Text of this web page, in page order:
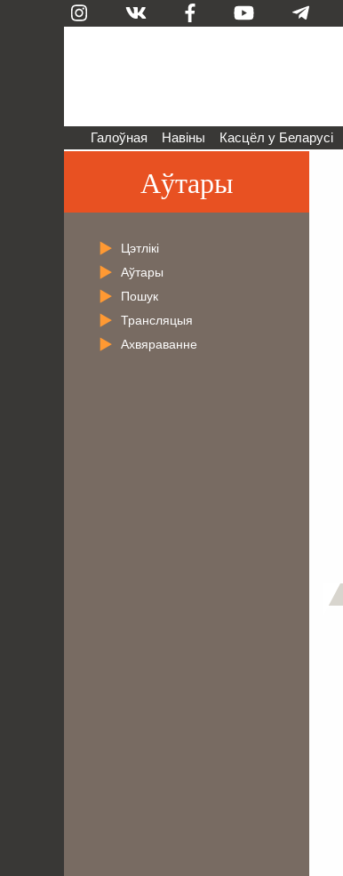
Галоўная Навіны Касцёл у Беларусі
Аўтары
Цэтлікі
Аўтары
Пошук
Трансляцыя
Ахвяраванне